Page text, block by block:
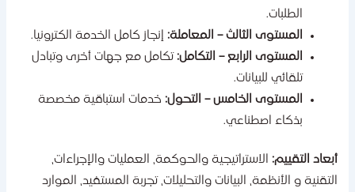
الطلبات.
المستوى الثالث – المعاملة:إنجاز كامل الخدمة الكترونيا.
المستوى الرابع – التكامل:تكامل مع جهات أخرى وتبادل
تلقائي للبيانات.
المستوى الخامس – التحول:خدمات استباقية مخصصة
بذكاء اصطناعي.
التقييم:الاستراتيجية والحوكمة، العمليات والإجراءات،
و الأنظمة، البيانات والتحليلات، تجربة المستفيد، الموارد